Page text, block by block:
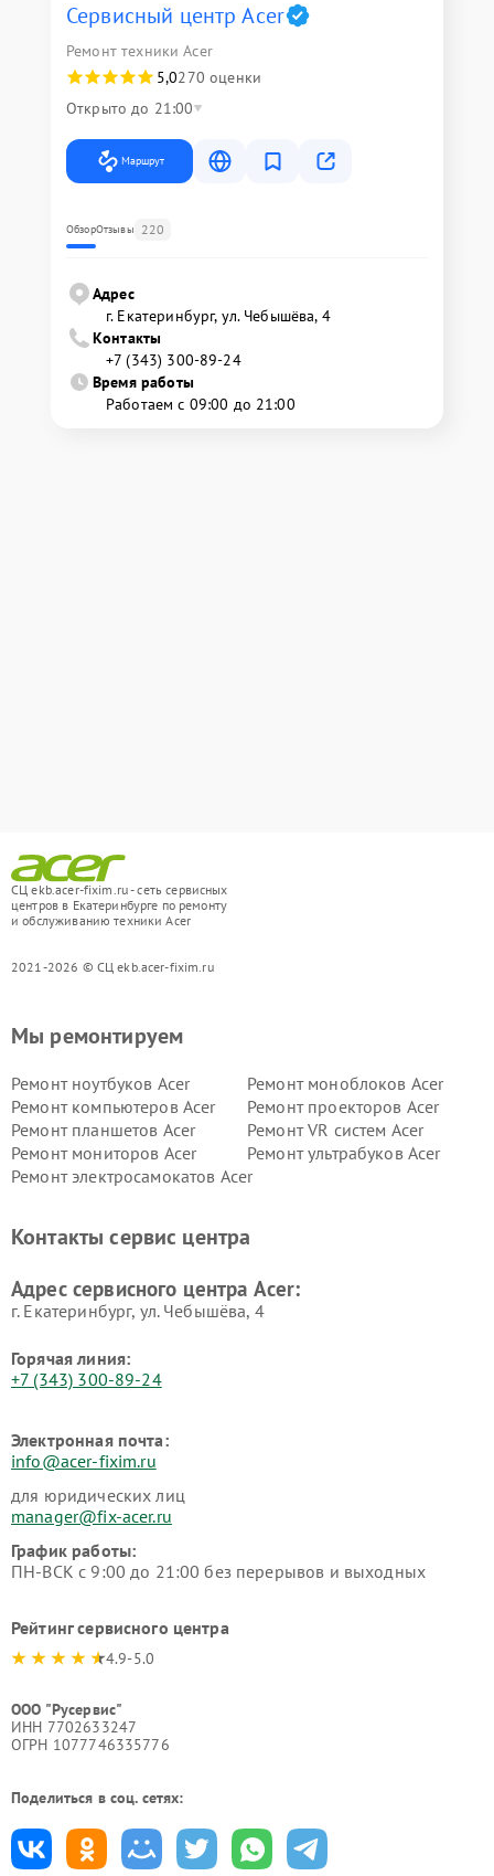
Сервисный центр Acer
Ремонт техники Acer
5,0270 оценки
Открыто до 21:00
Маршрут
ОбзорОтзывы 220
Адрес
г. Екатеринбург, ул. Чебышёва, 4
Контакты
+7 (343) 300-89-24
Время работы
Работаем с 09:00 до 21:00
СЦ ekb.acer-fixim.ru - сеть сервисных
центров в Екатеринбурге по ремонту
и обслуживанию техники Acer
2021-2026 © СЦ ekb.acer-fixim.ru
Мы ремонтируем
Ремонт ноутбуков Acer
Ремонт моноблоков Acer
Ремонт компьютеров Acer
Ремонт проекторов Acer
Ремонт планшетов Acer
Ремонт VR систем Acer
Ремонт мониторов Acer
Ремонт ультрабуков Acer
Ремонт электросамокатов Acer
Контакты сервис центра
Адрес сервисного центра Acer:
г. Екатеринбург, ул. Чебышёва, 4
Горячая линия:
+7 (343) 300-89-24
Электронная почта:
info@acer-fixim.ru
для юридических лиц
manager@fix-acer.ru
График работы:
ПН-ВСК с 9:00 до 21:00 без перерывов и выходных
Рейтинг сервисного центра
4.9-5.0
ООО "Русервис"
ИНН 7702633247
ОГРН 1077746335776
Поделиться в соц. сетях: